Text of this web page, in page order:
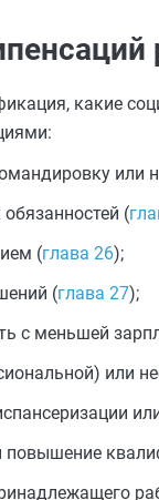
какие
или
(
(глава 26);
(глава 27);
с меньшей
или
повышение